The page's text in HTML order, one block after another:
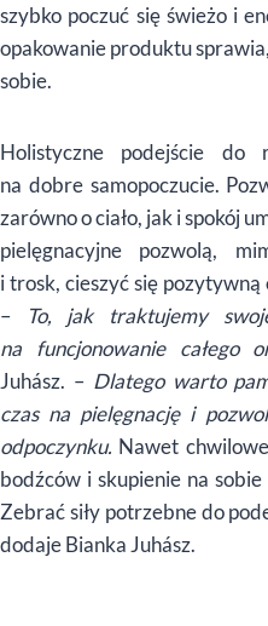
szybko poczuć się świeżo i
opakowanie produktu
sobie.
Holistyczne podejście do
na dobre samopoczucie.
zarówno o ciało, jak i spokój
pielęgnacyjne pozwolą,
i trosk, cieszyć się
–
To, jak traktujemy
na funcjonowanie całego
Juhász. – Dlatego warto
czas na pielęgnację i
odpoczynku. Nawet
bodźców i skupienie na
Zebrać siły potrzebne do
dodaje Bianka Juhász.